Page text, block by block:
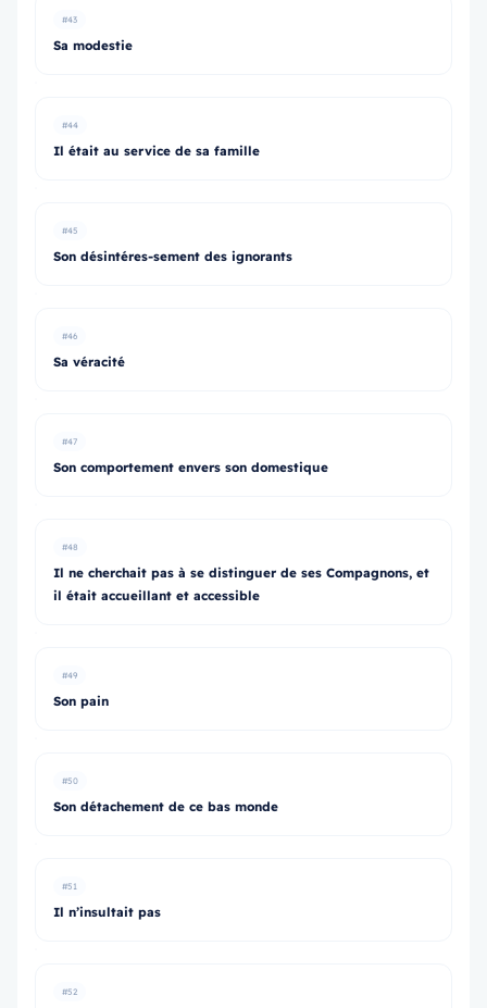
#43
Sa modestie
#44
Il était au service de sa famille
#45
Son désintéres-sement des ignorants
#46
Sa véracité
#47
Son comportement envers son domestique
#48
Il ne cherchait pas à se distinguer de ses Compagnons, et
il était accueillant et accessible
#49
Son pain
#50
Son détachement de ce bas monde
#51
Il n’insultait pas
#52